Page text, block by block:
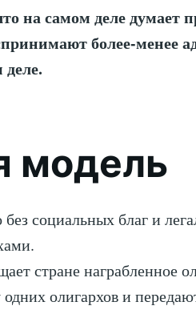
на самом деле думает
более-менее
модель
социальных благ и
стране награбленное
олигархов и